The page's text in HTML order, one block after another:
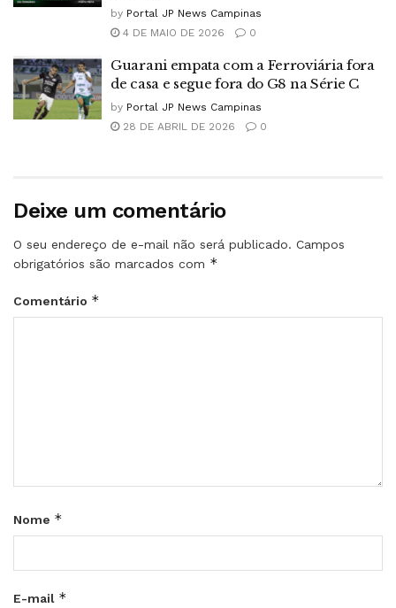
by Portal JP News Campinas
4 DE MAIO DE 2026
0
Guarani empata com a Ferroviária fora
de casa e segue fora do G8 na Série C
by Portal JP News Campinas
28 DE ABRIL DE 2026
0
Deixe um comentário
O seu endereço de e-mail não será publicado. Campos
obrigatórios são marcados com *
Comentário *
Nome *
E-mail *